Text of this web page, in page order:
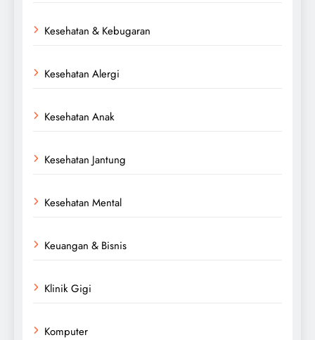
Kesehatan & Kebugaran
Kesehatan Alergi
Kesehatan Anak
Kesehatan Jantung
Kesehatan Mental
Keuangan & Bisnis
Klinik Gigi
Komputer